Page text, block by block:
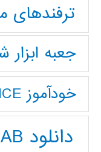
ترفندهای
جعبه
خودآموز HSPICE
دانلود MATLAB